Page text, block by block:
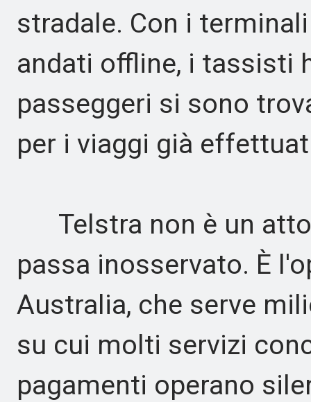
stradale. Con i
andati offline, i tassisti
passeggeri si sono
per i viaggi già
Telstra non è un
passa inosservato. È
Australia, che serve
su cui molti servizi
pagamenti operano